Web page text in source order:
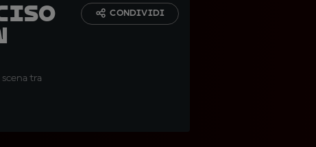
tra
CONDIVIDI